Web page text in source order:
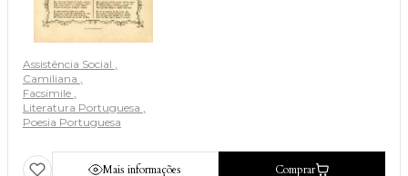
Assistência Social
Camiliana
Facsimile
Literatura Portuguesa
Poesia Portuguesa
Mais informações Comprar